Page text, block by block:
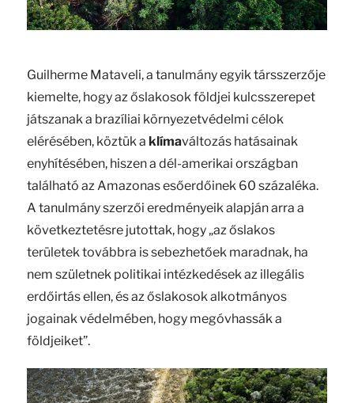
Guilherme Mataveli, a tanulmány egyik társszerzője
kiemelte, hogy az őslakosok földjei kulcsszerepet
játszanak a brazíliai környezetvédelmi célok
elérésében, köztük a klímaváltozás hatásainak
enyhítésében, hiszen a dél-amerikai országban
található az Amazonas esőerdőinek 60 százaléka.
A tanulmány szerzői eredményeik alapján arra a
következtetésre jutottak, hogy „az őslakos
területek továbbra is sebezhetőek maradnak, ha
nem születnek politikai intézkedések az illegális
erdőirtás ellen, és az őslakosok alkotmányos
jogainak védelmében, hogy megóvhassák a
földjeiket”.